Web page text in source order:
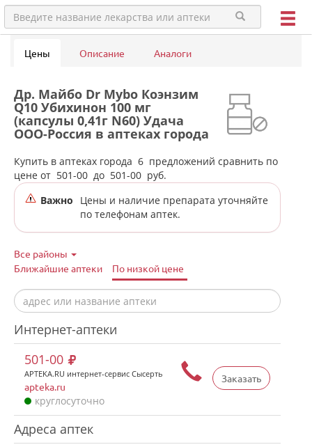
Цены Описание Аналоги
Др. Майбо Dr Mybo Коэнзим
Q10 Убихинон 100 мг
(капсулы 0,41г N60) Удача
ООО-Россия в аптеках города
Купить в аптеках города 6 предложений сравнить по
цене от 501-00 до 501-00 руб.
Важно
Цены и наличие препарата уточняйте
по телефонам аптек.
Все районы
Ближайшие аптеки
По низкой цене
Интернет-аптеки
Заказать
501-00
APTEKA.RU интернет-сервис Сысерть
apteka.ru
круглосуточно
Адреса аптек